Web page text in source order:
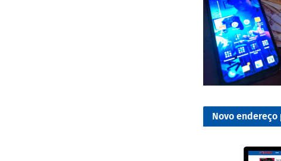
Novo endereço